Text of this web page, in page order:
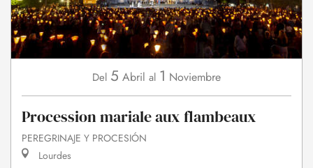
Del 5 Abril al 1 Noviembre
Procession mariale aux flambeaux
PEREGRINAJE Y PROCESIÓN
Lourdes